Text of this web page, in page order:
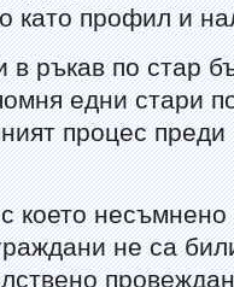
като профил и
ръкав по стар
едни стари
процес
несъмнено
не са